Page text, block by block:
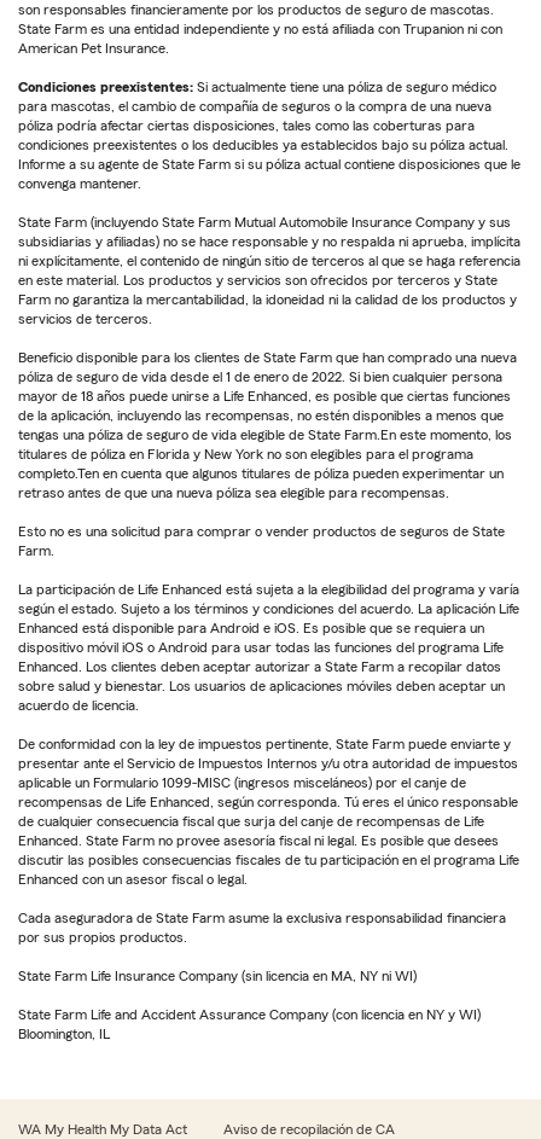
son responsables financieramente por los productos de seguro de mascotas.
State Farm es una entidad independiente y no está afiliada con Trupanion ni con
American Pet Insurance.
Condiciones preexistentes: Si actualmente tiene una póliza de seguro médico
para mascotas, el cambio de compañía de seguros o la compra de una nueva
póliza podría afectar ciertas disposiciones, tales como las coberturas para
condiciones preexistentes o los deducibles ya establecidos bajo su póliza actual.
Informe a su agente de State Farm si su póliza actual contiene disposiciones que le
convenga mantener.
State Farm (incluyendo State Farm Mutual Automobile Insurance Company y sus
subsidiarias y afiliadas) no se hace responsable y no respalda ni aprueba, implícita
ni explícitamente, el contenido de ningún sitio de terceros al que se haga referencia
en este material. Los productos y servicios son ofrecidos por terceros y State
Farm no garantiza la mercantabilidad, la idoneidad ni la calidad de los productos y
servicios de terceros.
Beneficio disponible para los clientes de State Farm que han comprado una nueva
póliza de seguro de vida desde el 1 de enero de 2022. Si bien cualquier persona
mayor de 18 años puede unirse a Life Enhanced, es posible que ciertas funciones
de la aplicación, incluyendo las recompensas, no estén disponibles a menos que
tengas una póliza de seguro de vida elegible de State Farm.En este momento, los
titulares de póliza en Florida y New York no son elegibles para el programa
completo.Ten en cuenta que algunos titulares de póliza pueden experimentar un
retraso antes de que una nueva póliza sea elegible para recompensas.
Esto no es una solicitud para comprar o vender productos de seguros de State
Farm.
La participación de Life Enhanced está sujeta a la elegibilidad del programa y varía
según el estado. Sujeto a los términos y condiciones del acuerdo. La aplicación Life
Enhanced está disponible para Android e iOS. Es posible que se requiera un
dispositivo móvil iOS o Android para usar todas las funciones del programa Life
Enhanced. Los clientes deben aceptar autorizar a State Farm a recopilar datos
sobre salud y bienestar. Los usuarios de aplicaciones móviles deben aceptar un
acuerdo de licencia.
De conformidad con la ley de impuestos pertinente, State Farm puede enviarte y
presentar ante el Servicio de Impuestos Internos y/u otra autoridad de impuestos
aplicable un Formulario 1099-MISC (ingresos misceláneos) por el canje de
recompensas de Life Enhanced, según corresponda. Tú eres el único responsable
de cualquier consecuencia fiscal que surja del canje de recompensas de Life
Enhanced. State Farm no provee asesoría fiscal ni legal. Es posible que desees
discutir las posibles consecuencias fiscales de tu participación en el programa Life
Enhanced con un asesor fiscal o legal.
Cada aseguradora de State Farm asume la exclusiva responsabilidad financiera
por sus propios productos.
State Farm Life Insurance Company (sin licencia en MA, NY ni WI)
State Farm Life and Accident Assurance Company (con licencia en NY y WI)
Bloomington, IL
WA My Health My Data Act Aviso de recopilación de CA